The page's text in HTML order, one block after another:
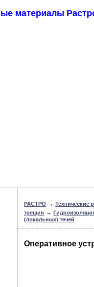
РАСТРО → Технические
трещин →
(локальных) течей
Оперативное